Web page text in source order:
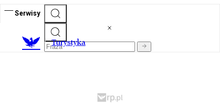
Serwisy
Turystyka